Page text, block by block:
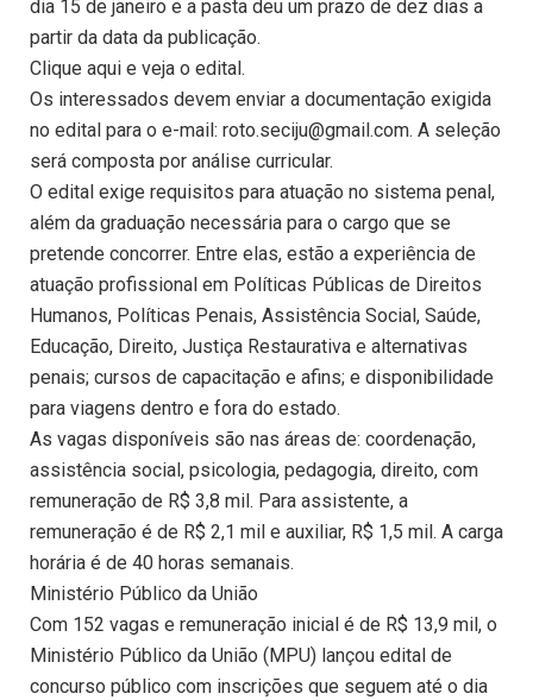
dia 15 de janeiro e a pasta deu um prazo de dez dias a
partir da data da publicação.
Clique aqui e veja o edital.
Os interessados devem enviar a documentação exigida
no edital para o e-mail: roto.seciju@gmail.com. A seleção
será composta por análise curricular.
O edital exige requisitos para atuação no sistema penal,
além da graduação necessária para o cargo que se
pretende concorrer. Entre elas, estão a experiência de
atuação profissional em Políticas Públicas de Direitos
Humanos, Políticas Penais, Assistência Social, Saúde,
Educação, Direito, Justiça Restaurativa e alternativas
penais; cursos de capacitação e afins; e disponibilidade
para viagens dentro e fora do estado.
As vagas disponíveis são nas áreas de: coordenação,
assistência social, psicologia, pedagogia, direito, com
remuneração de R$ 3,8 mil. Para assistente, a
remuneração é de R$ 2,1 mil e auxiliar, R$ 1,5 mil. A carga
horária é de 40 horas semanais.
Ministério Público da União
Com 152 vagas e remuneração inicial é de R$ 13,9 mil, o
Ministério Público da União (MPU) lançou edital de
concurso público com inscrições que seguem até o dia